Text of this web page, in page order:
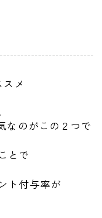
メ
なのがこの２つで
とで
ト付与率が